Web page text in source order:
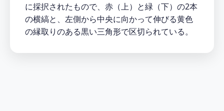
に採択されたもので、赤（上）と緑（下）の2本
の横縞と、左側から中央に向かって伸びる黄色
の縁取りのある黒い三角形で区切られている。